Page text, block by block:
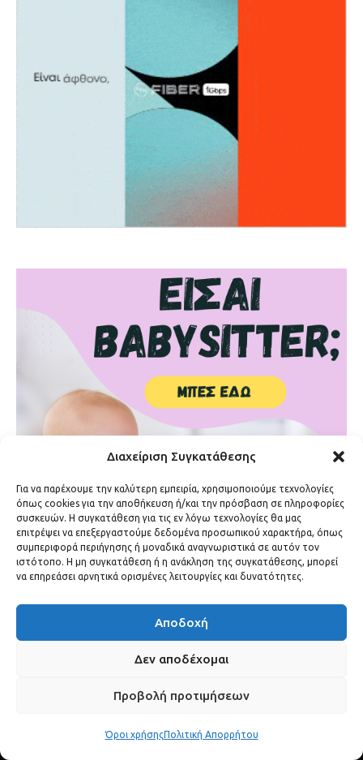
Διαχείριση Συγκατάθεσης
Για να παρέχουμε την καλύτερη εμπειρία, χρησιμοποιούμε τεχνολογίες
όπως cookies για την αποθήκευση ή/και την πρόσβαση σε πληροφορίες
συσκευών. Η συγκατάθεση για τις εν λόγω τεχνολογίες θα μας
επιτρέψει να επεξεργαστούμε δεδομένα προσωπικού χαρακτήρα, όπως
συμπεριφορά περιήγησης ή μοναδικά αναγνωριστικά σε αυτόν τον
ιστότοπο. Η μη συγκατάθεση ή η ανάκληση της συγκατάθεσης, μπορεί
να επηρεάσει αρνητικά ορισμένες λειτουργίες και δυνατότητες.
Αποδοχή
Δεν αποδέχομαι
Προβολή προτιμήσεων
Όροι χρήσηςΠολιτική Απορρήτου